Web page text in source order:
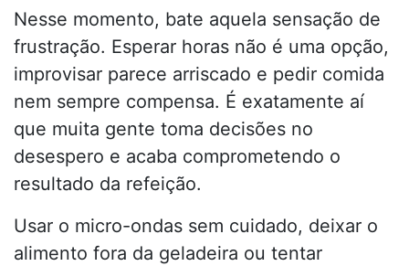
Nesse momento, bate aquela sensação de
frustração. Esperar horas não é uma opção,
improvisar parece arriscado e pedir comida
nem sempre compensa. É exatamente aí
que muita gente toma decisões no
desespero e acaba comprometendo o
resultado da refeição.
Usar o micro-ondas sem cuidado, deixar o
alimento fora da geladeira ou tentar